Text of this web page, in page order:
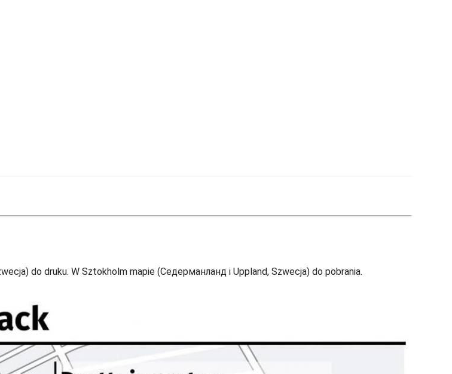
do druku. W Sztokholm mapie (Седерманланд i Uppland, Szwecja) do pobrania.